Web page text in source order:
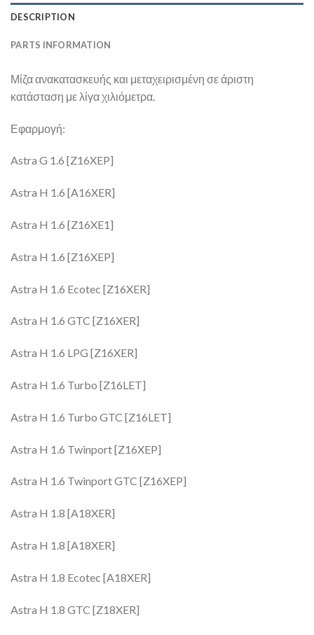
DESCRIPTION
PARTS INFORMATION
Μίζα ανακατασκευής και μεταχειρισμένη σε άριστη
κατάσταση με λίγα χιλιόμετρα.
Εφαρμογή:
Astra G 1.6 [Z16XEP]
Astra H 1.6 [A16XER]
Astra H 1.6 [Z16XE1]
Astra H 1.6 [Z16XEP]
Astra H 1.6 Ecotec [Z16XER]
Astra H 1.6 GTC [Z16XER]
Astra H 1.6 LPG [Z16XER]
Astra H 1.6 Turbo [Z16LET]
Astra H 1.6 Turbo GTC [Z16LET]
Astra H 1.6 Twinport [Z16XEP]
Astra H 1.6 Twinport GTC [Z16XEP]
Astra H 1.8 [A18XER]
Astra H 1.8 [A18XER]
Astra H 1.8 Ecotec [A18XER]
Astra H 1.8 GTC [Z18XER]